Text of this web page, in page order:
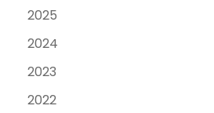
2025
2024
2023
2022